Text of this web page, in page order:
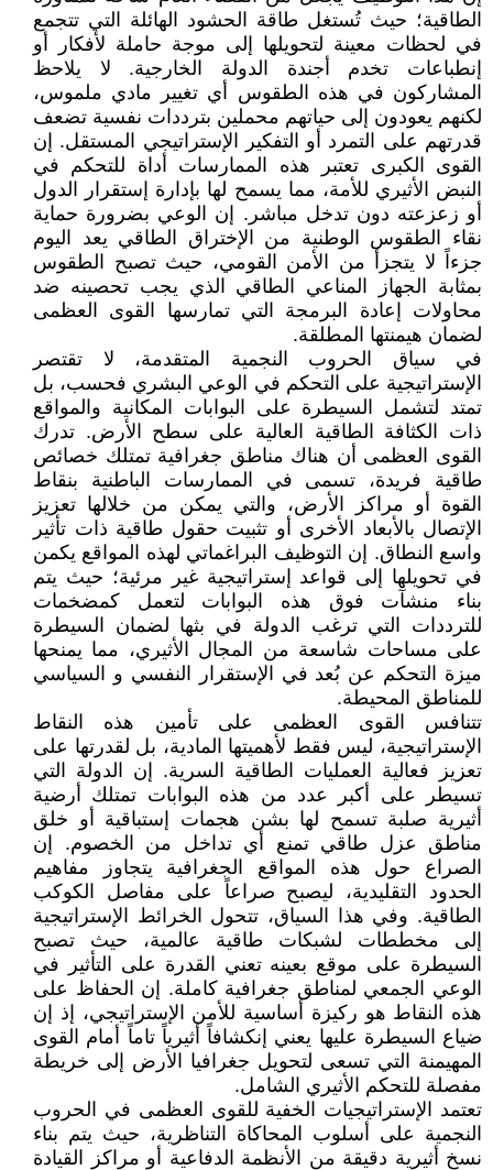
الطاقية؛ حيث تُستغل طاقة الحشود الهائلة التي تتجمع
في لحظات معينة لتحويلها إلى موجة حاملة لأفكار أو
إنطباعات تخدم أجندة الدولة الخارجية. لا يلاحظ
المشاركون في هذه الطقوس أي تغيير مادي ملموس،
لكنهم يعودون إلى حياتهم محملين بترددات نفسية تضعف
قدرتهم على التمرد أو التفكير الإستراتيجي المستقل. إن
القوى الكبرى تعتبر هذه الممارسات أداة للتحكم في
النبض الأثيري للأمة، مما يسمح لها بإدارة إستقرار الدول
أو زعزعته دون تدخل مباشر. إن الوعي بضرورة حماية
نقاء الطقوس الوطنية من الإختراق الطاقي يعد اليوم
جزءاً لا يتجزأ من الأمن القومي، حيث تصبح الطقوس
بمثابة الجهاز المناعي الطاقي الذي يجب تحصينه ضد
محاولات إعادة البرمجة التي تمارسها القوى العظمى
لضمان هيمنتها المطلقة.
في سياق الحروب النجمية المتقدمة، لا تقتصر
الإستراتيجية على التحكم في الوعي البشري فحسب، بل
تمتد لتشمل السيطرة على البوابات المكانية والمواقع
ذات الكثافة الطاقية العالية على سطح الأرض. تدرك
القوى العظمى أن هناك مناطق جغرافية تمتلك خصائص
طاقية فريدة، تسمى في الممارسات الباطنية بنقاط
القوة أو مراكز الأرض، والتي يمكن من خلالها تعزيز
الإتصال بالأبعاد الأخرى أو تثبيت حقول طاقية ذات تأثير
واسع النطاق. إن التوظيف البراغماتي لهذه المواقع يكمن
في تحويلها إلى قواعد إستراتيجية غير مرئية؛ حيث يتم
بناء منشآت فوق هذه البوابات لتعمل كمضخمات
للترددات التي ترغب الدولة في بثها لضمان السيطرة
على مساحات شاسعة من المجال الأثيري، مما يمنحها
ميزة التحكم عن بُعد في الإستقرار النفسي و السياسي
للمناطق المحيطة.
تتنافس القوى العظمى على تأمين هذه النقاط
الإستراتيجية، ليس فقط لأهميتها المادية، بل لقدرتها على
تعزيز فعالية العمليات الطاقية السرية. إن الدولة التي
تسيطر على أكبر عدد من هذه البوابات تمتلك أرضية
أثيرية صلبة تسمح لها بشن هجمات إستباقية أو خلق
مناطق عزل طاقي تمنع أي تداخل من الخصوم. إن
الصراع حول هذه المواقع الجغرافية يتجاوز مفاهيم
الحدود التقليدية، ليصبح صراعاً على مفاصل الكوكب
الطاقية. وفي هذا السياق، تتحول الخرائط الإستراتيجية
إلى مخططات لشبكات طاقية عالمية، حيث تصبح
السيطرة على موقع بعينه تعني القدرة على التأثير في
الوعي الجمعي لمناطق جغرافية كاملة. إن الحفاظ على
هذه النقاط هو ركيزة أساسية للأمن الإستراتيجي، إذ إن
ضياع السيطرة عليها يعني إنكشافاً أثيرياً تاماً أمام القوى
المهيمنة التي تسعى لتحويل جغرافيا الأرض إلى خريطة
مفصلة للتحكم الأثيري الشامل.
تعتمد الإستراتيجيات الخفية للقوى العظمى في الحروب
النجمية على أسلوب المحاكاة التناظرية، حيث يتم بناء
نسخ أثيرية دقيقة من الأنظمة الدفاعية أو مراكز القيادة